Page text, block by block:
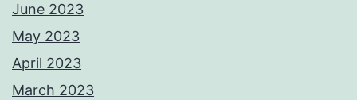
June 2023
May 2023
April 2023
March 2023